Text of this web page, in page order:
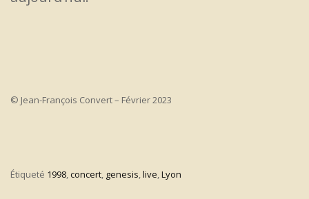
© Jean-François Convert – Février 2023
Étiqueté 1998,concert, genesis,live,Lyon